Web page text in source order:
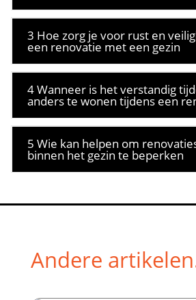
3 Hoe zorg je voor rust en
een renovatie met een gezin
4 Wanneer is het verstandig
anders te wonen tijdens een
5 Wie kan helpen om
binnen het gezin te beperken
Andere